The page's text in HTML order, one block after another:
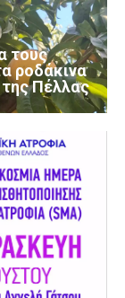
τους
ροδάκινα
Πέλλας